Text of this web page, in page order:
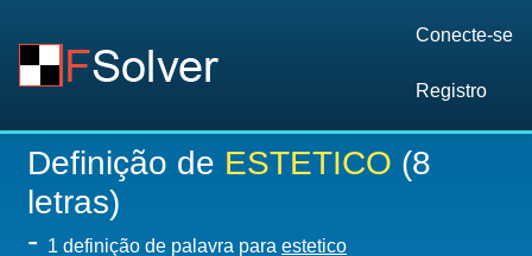
Conecte-se
Registro
Definição de ESTETICO (8
letras)
- 1 definição de palavra para estetico